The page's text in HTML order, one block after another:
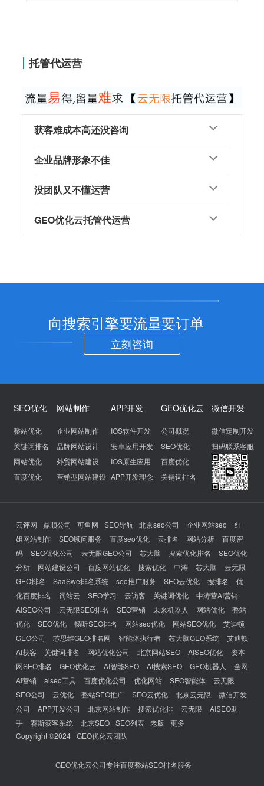
托管代运营
获客难成本高还没咨询
企业品牌形象不佳
没团队又不懂运营
GEO优化云托管代运营
向搜索引擎要流量要订单
立刻咨询
SEO优化
整站优化
关键词排名
网站优化
百度优化
网站制作
企业网站制作
品牌网站设计
外贸网站建设
营销型网站建设
APP开发
IOS软件开发
安卓应用开发
IOS原生应用
APP开发理念
GEO优化云
公司概况
SEO优化
百度优化
关键词排名
微信开发
微信定制开发
扫码联系客服
云评网 鼎顺公司 可鱼网 SEO导航 北京seo公司 企业网站seo
红
姐网站制作
SEO顾问服务 百度seo优化 云排名 网站分析
百度密
码
SEO优化公司 云无限GEO公司 芯大脑 搜索优化排名
SEO优化
分析
网站建设公司 百度网站优化 搜索优化 中涛 芯大脑
云无限
GEO排名
SaaSwe排名系统 seo推广服务 SEO云优化 搜排名
优
化百度排名
词站云 SEO学习 云访客 关键词优化
中涛营AI营销
AISEO公司
云无限SEO排名 SEO营销 未来机器人 网站优化
整站
优化
SEO优化 畅听SEO排名 网站seo优化 网站SEO优化
艾迪顿
GEO公司
芯思维GEO排名网 智能体执行者 芯大脑GEO系统
艾迪顿
AI获客
关键词排名 网站优化公司 北京网站SEO AISEO优化
资本
网SEO排名
GEO优化云 AI智能SEO AI搜索SEO GEO机器人
全网
AI营销
aiseo工具 百度优化公司 优化网站 SEO智能体
云无限
SEO公司
云优化 整站SEO推广 SEO云优化 北京云无限
微信开发
公司
APP开发公司 北京网站制作 搜索优化排 云无限
AISEO助
手
赛斯获客系统 北京SEO SEO列表 老版
更多
Copyright ©2024 GEO优化云团队
GEO优化云公司专注百度整站SEO排名服务